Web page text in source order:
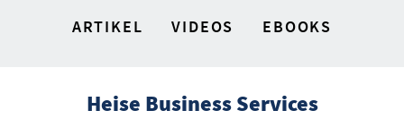
ARTIKEL
VIDEOS EBOOKS
Heise Business Services